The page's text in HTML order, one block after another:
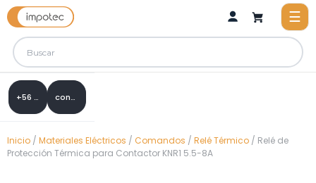
+56 9 8288 0307 contacto@impotec.cl
Inicio / Materiales Eléctricos / Comandos / Relé Térmico / Relé de
Protección Térmica para Contactor KNR1 5.5-8A